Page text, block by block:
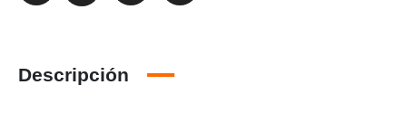
Descripción